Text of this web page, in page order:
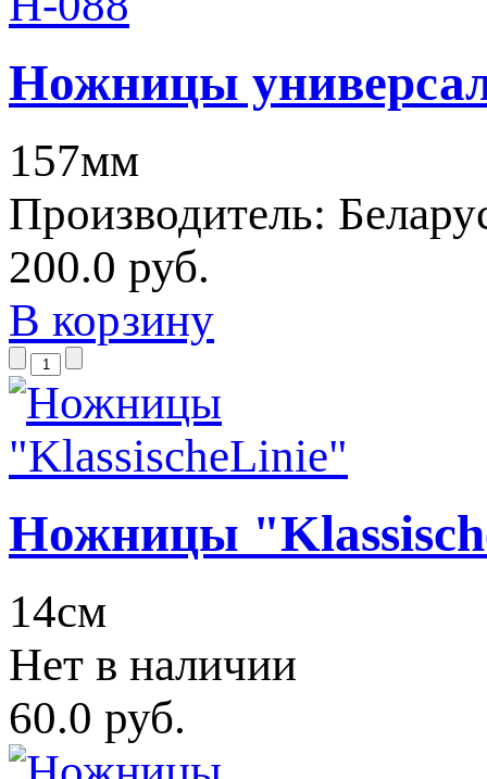
Ножницы
157мм
Производитель:
200.0 руб.
В корзину
Ножницы
14см
Нет в наличии
60.0 руб.